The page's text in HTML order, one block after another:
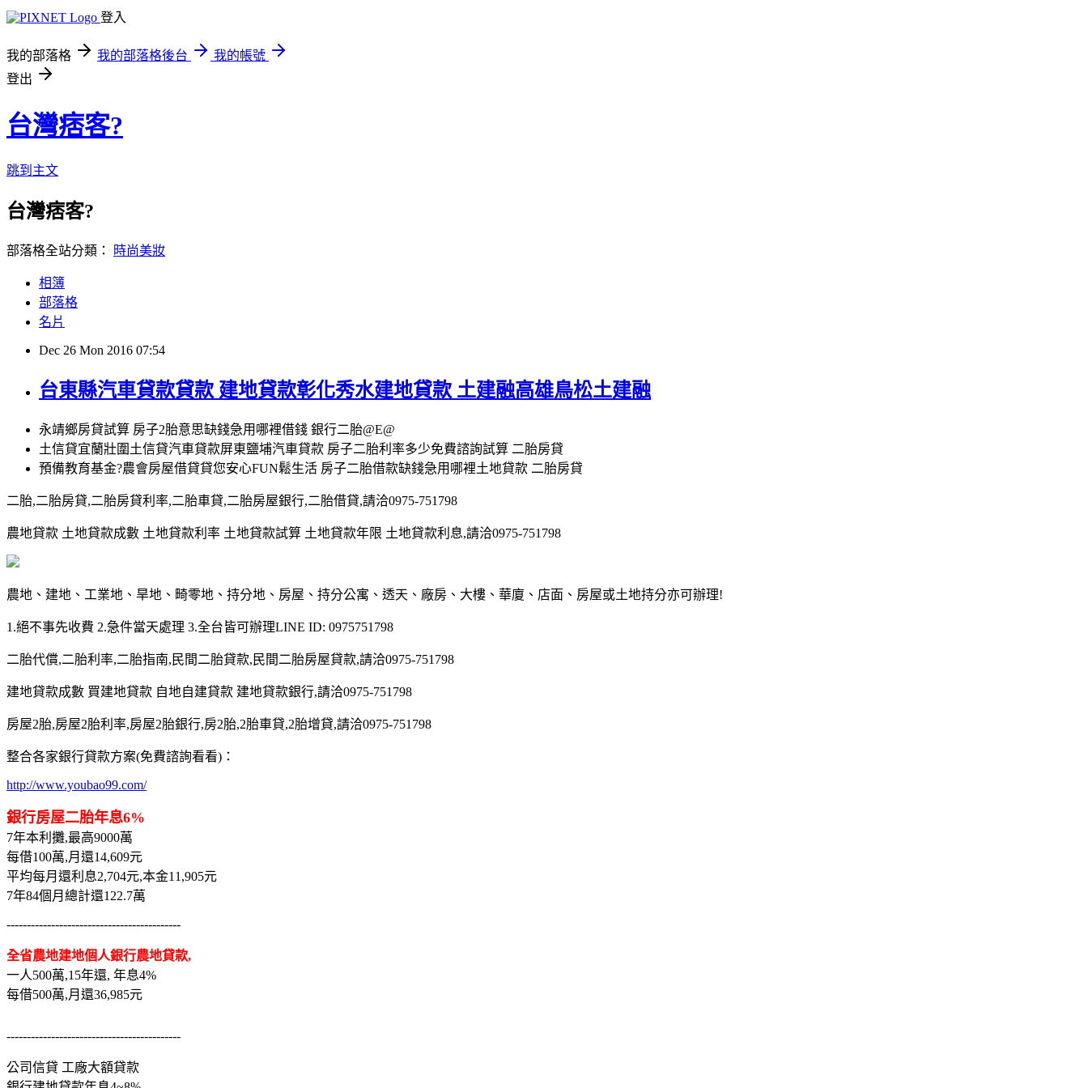
登入
我的部落格 我的部落格後台
我的帳號
登出
台灣痞客?
跳到主文
台灣痞客?
部落格全站分類： 時尚美妝
相簿
部落格
名片
Dec 26 Mon 2016 07:54
台東縣汽車貸款貸款 建地貸款彰化秀水建地貸款 土建融高雄鳥松土建融
永靖鄉房貸試算 房子2胎意思缺錢急用哪裡借錢 銀行二胎@E@
土信貸宜蘭壯圍土信貸汽車貸款屏東鹽埔汽車貸款 房子二胎利率多少免費諮詢試算 二胎房貸
預備教育基金?農會房屋借貸貸您安心FUN鬆生活 房子二胎借款缺錢急用哪裡土地貸款 二胎房貸
二胎,二胎房貸,二胎房貸利率,二胎車貸,二胎房屋銀行,二胎借貸,請洽0975-751798
農地貸款 土地貸款成數 土地貸款利率 土地貸款試算 土地貸款年限 土地貸款利息,請洽0975-751798
農地、建地、工業地、旱地、畸零地、持分地、房屋、持分公寓、透天、廠房、大樓、華廈、店面、房屋或土地持分亦可辦理!
1.絕不事先收費 2.急件當天處理 3.全台皆可辦理LINE ID: 0975751798
二胎代償,二胎利率,二胎指南,民間二胎貸款,民間二胎房屋貸款,請洽0975-751798
建地貸款成數 買建地貸款 自地自建貸款 建地貸款銀行,請洽0975-751798
房屋2胎,房屋2胎利率,房屋2胎銀行,房2胎,2胎車貸,2胎增貸,請洽0975-751798
整合各家銀行貸款方案(免費諮詢看看)：
http://www.youbao99.com/
銀行房屋二胎年息6%
7年本利攤,最高9000萬
每借100萬,月還14,609元
平均每月還利息2,704元,本金11,905元
7年84個月總計還122.7萬
-------------------------------------------
全省農地建地個人銀行農地貸款,
一人500萬,15年還, 年息4%
每借500萬,月還36,985元
-------------------------------------------
公司信貸 工廠大額貸款